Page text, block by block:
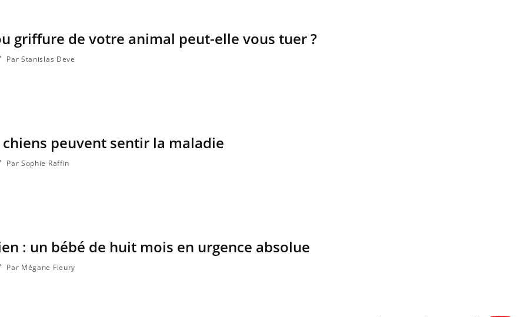
griffure de votre animal peut-elle vous tuer ?
Par Stanislas Deve
peuvent sentir la maladie
Par Sophie Raffin
: un bébé de huit mois en urgence absolue
Par Mégane Fleury